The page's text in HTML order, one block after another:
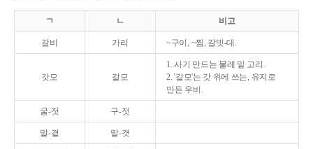
ㄱ ㄴ 비고
갈비 가리 ~구이, ~찜, 갈빗-대.
갓모 갈모
1. 사기 만드는 물레 밑 고리.
2. '갈모'는 갓 위에 쓰는, 유지로
만든 우비.
굴-젓 구-젓
말-곁 말-겻